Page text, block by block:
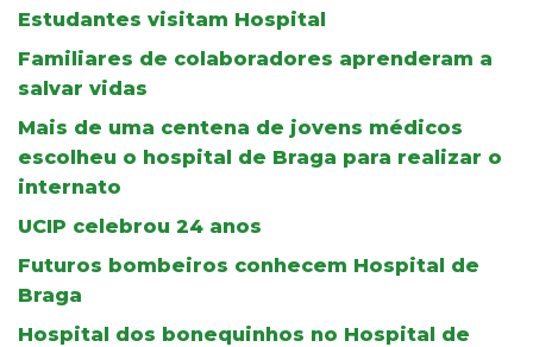
Estudantes visitam Hospital
Familiares de colaboradores aprenderam a
salvar vidas
Mais de uma centena de jovens médicos
escolheu o hospital de Braga para realizar o
internato
UCIP celebrou 24 anos
Futuros bombeiros conhecem Hospital de
Braga
Hospital dos bonequinhos no Hospital de